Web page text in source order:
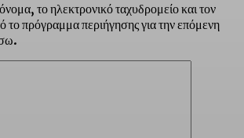
το ηλεκτρονικό ταχυδρομείο και τον
το πρόγραμμα περιήγησης για την επόμενη